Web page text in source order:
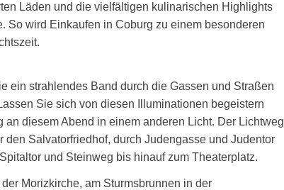
Läden und die vielfältigen kulinarischen Highlights
So wird Einkaufen in Coburg zu einem besonderen
ein strahlendes Band durch die Gassen und Straßen
Sie sich von diesen Illuminationen begeistern
an diesem Abend in einem anderen Licht. Der Lichtweg
den Salvatorfriedhof, durch Judengasse und Judentor
und Steinweg bis hinauf zum Theaterplatz.
Morizkirche, am Sturmsbrunnen in der